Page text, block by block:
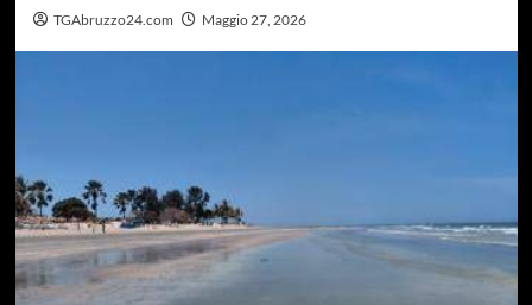
TGAbruzzo24.com Maggio 27, 2026